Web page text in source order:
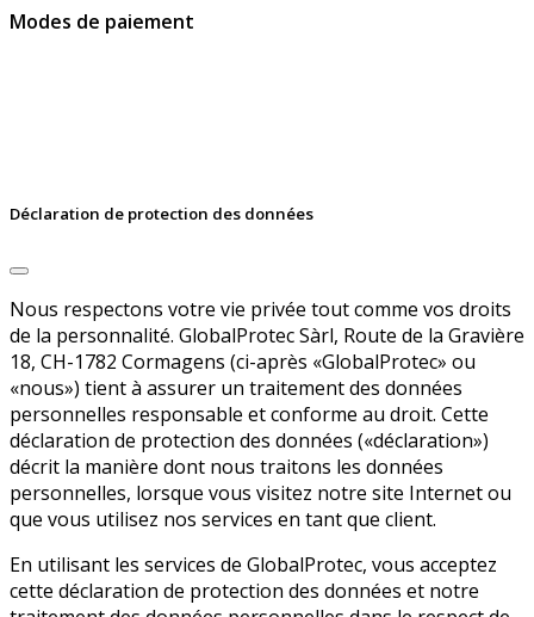
Modes de paiement
Déclaration de protection des données
Nous respectons votre vie privée tout comme vos droits
de la personnalité. GlobalProtec Sàrl, Route de la Gravière
18, CH-1782 Cormagens (ci-après «GlobalProtec» ou
«nous») tient à assurer un traitement des données
personnelles responsable et conforme au droit. Cette
déclaration de protection des données («déclaration»)
décrit la manière dont nous traitons les données
personnelles, lorsque vous visitez notre site Internet ou
que vous utilisez nos services en tant que client.
En utilisant les services de GlobalProtec, vous acceptez
cette déclaration de protection des données et notre